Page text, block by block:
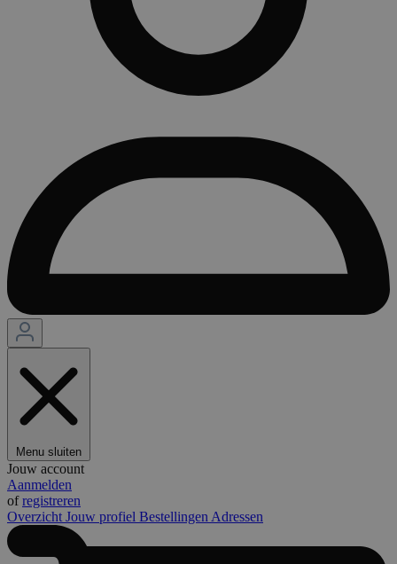
Menu sluiten
Jouw account
Aanmelden
ofregistreren
Overzicht Jouw profiel Bestellingen Adressen